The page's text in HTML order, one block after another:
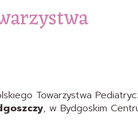
Towarzystwa
, w Bydgoskim